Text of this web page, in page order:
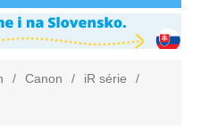
/ Canon / iR série
/